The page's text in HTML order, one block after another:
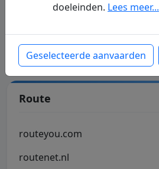
Industrie
CF kunststofprofielen.nl
Route
routeyou.com
routenet.nl
doeleinden. Lees meer...
Geselecteerde aanvaarden